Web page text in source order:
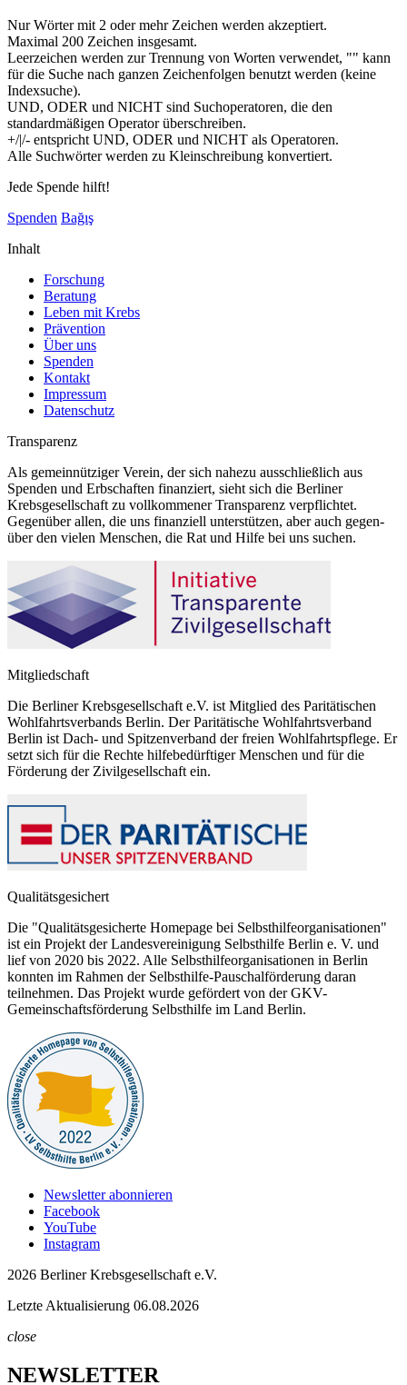
Nur Wörter mit 2 oder mehr Zeichen werden akzeptiert.
Maximal 200 Zeichen insgesamt.
Leerzeichen werden zur Trennung von Worten verwendet, "" kann
für die Suche nach ganzen Zeichenfolgen benutzt werden (keine
Indexsuche).
UND, ODER und NICHT sind Suchoperatoren, die den
standardmäßigen Operator überschreiben.
+/|/- entspricht UND, ODER und NICHT als Operatoren.
Alle Suchwörter werden zu Kleinschreibung konvertiert.
Jede Spende hilft!
Spenden Bağış
Inhalt
Forschung
Beratung
Leben mit Krebs
Prävention
Über uns
Spenden
Kontakt
Impressum
Datenschutz
Transparenz
Als gemeinnütziger Verein, der sich nahezu ausschließlich aus
Spenden und Erbschaften finanziert, sieht sich die Berliner
Krebsgesellschaft zu vollkommener Transparenz verpflichtet.
Gegenüber allen, die uns finanziell unterstützen, aber auch gegen-
über den vielen Menschen, die Rat und Hilfe bei uns suchen.
Mitgliedschaft
Die Berliner Krebsgesellschaft e.V. ist Mitglied des Paritätischen
Wohlfahrtsverbands Berlin. Der Paritätische Wohlfahrtsverband
Berlin ist Dach- und Spitzenverband der freien Wohlfahrtspflege. Er
setzt sich für die Rechte hilfebedürftiger Menschen und für die
Förderung der Zivilgesellschaft ein.
Qualitätsgesichert
Die "Qualitätsgesicherte Homepage bei Selbsthilfeorganisationen"
ist ein Projekt der Landesvereinigung Selbsthilfe Berlin e. V. und
lief von 2020 bis 2022. Alle Selbsthilfeorganisationen in Berlin
konnten im Rahmen der Selbsthilfe-Pauschalförderung daran
teilnehmen. Das Projekt wurde gefördert von der GKV-
Gemeinschaftsförderung Selbsthilfe im Land Berlin.
Newsletter abonnieren
Facebook
YouTube
Instagram
2026 Berliner Krebsgesellschaft e.V.
Letzte Aktualisierung 06.08.2026
close
NEWSLETTER